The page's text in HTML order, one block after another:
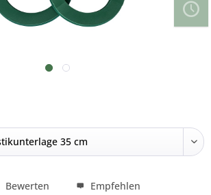
Bewerten Empfehlen